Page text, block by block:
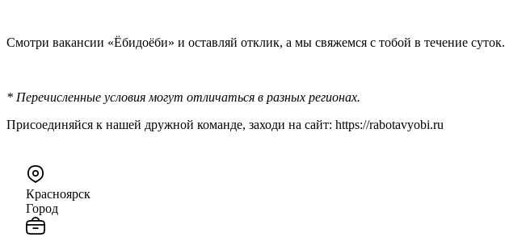
Смотри вакансии «Ёбидоёби» и оставляй отклик, а мы свяжемся с тобой в течение суток.
* Перечисленные условия могут отличаться в разных регионах.
Присоединяйся к нашей дружной команде, заходи на сайт: https://rabotavyobi.ru
Красноярск
Город